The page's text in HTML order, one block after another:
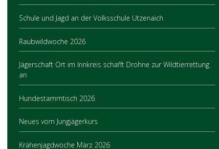
Schule und Jagd an der Volksschule Utzenaich
Raubwildwoche 2026
Jägerschaft Ort im Innkreis schafft Drohne zur Wildtierrettung
an
Hundestammtisch 2026
Neues vom Jungjägerkurs
Krähenjagdwoche März 2026